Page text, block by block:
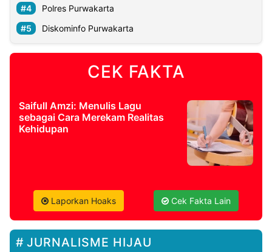
Polres Purwakarta
Diskominfo Purwakarta
CEK FAKTA
Saifull Amzi: Menulis Lagu
sebagai Cara Merekam Realitas
Kehidupan
Laporkan Hoaks Cek Fakta Lain
JURNALISME HIJAU